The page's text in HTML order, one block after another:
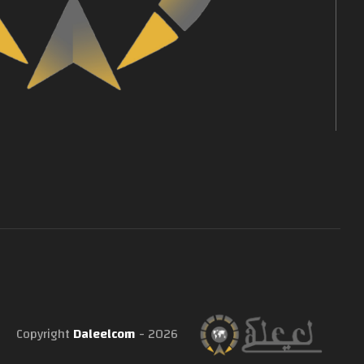
Copyright Daleelcom - 2026